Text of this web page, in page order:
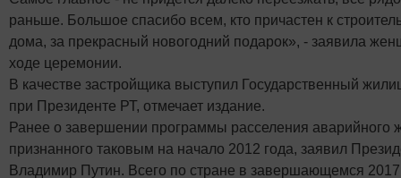
раньше. Большое спасибо всем, кто причастен к
дома, за прекрасный новогодний подарок», - заявила
ходе церемонии.
В качестве застройщика выступил Государственный
при Президенте РТ, отмечает издание.
Ранее о завершении программы расселения аварийного
признанного таковым на начало 2012 года, заявил
Владимир Путин. Всего по стране в завершающемся 2017